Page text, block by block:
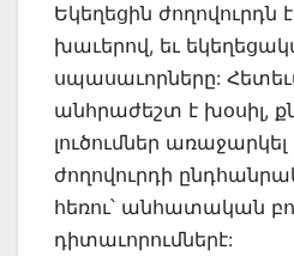
Եկեղեցին ժողովուրդն է
խաւերով, եւ
սպասաւորները:
անհրաժեշտ է խօսիլ,
լուծումներ
ժողովուրդի
հեռու՝ անհատական
դիտաւորումներէ: